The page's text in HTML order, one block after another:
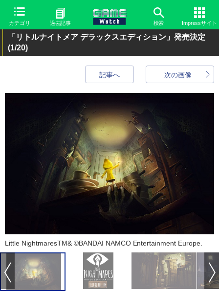
カテゴリ 過去記事 検索 Impressサイト
「リトルナイトメア デラックスエディション」発売決定
(1/20)
次の画像
記事へ
Little NightmaresTM& ©BANDAI NAMCO Entertainment Europe.